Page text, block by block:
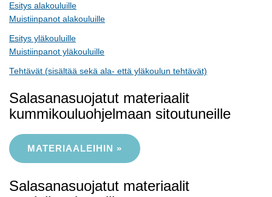
Esitys alakouluille
Muistiinpanot alakouluille
Esitys yläkouluille
Muistiinpanot yläkouluille
Tehtävät (sisältää sekä ala- että yläkoulun tehtävät)
Salasanasuojatut materiaalit
kummikouluohjelmaan sitoutuneille
MATERIAALEIHIN »
Salasanasuojatut materiaalit